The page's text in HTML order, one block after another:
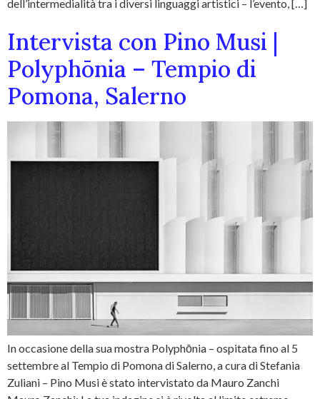
dell’intermedialità tra i diversi linguaggi artistici – l’evento, […]
Intervista con Pino Musi |
Polyphōnia – Tempio di
Pomona, Salerno
In occasione della sua mostra Polyphōnia – ospitata fino al 5
settembre al Tempio di Pomona di Salerno, a cura di Stefania
Zuliani – Pino Musi è stato intervistato da Mauro Zanchi